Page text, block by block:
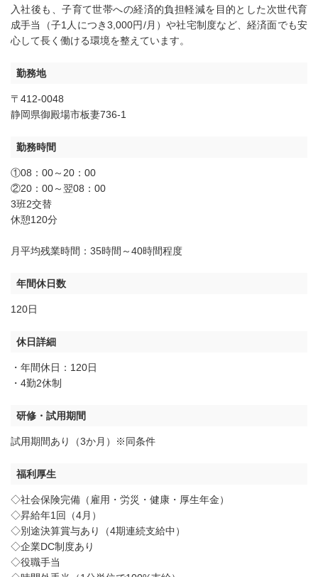
入社後も、子育て世帯への経済的負担軽減を目的とした次世代育
成手当（子1人につき3,000円/月）や社宅制度など、経済面でも安
心して長く働ける環境を整えています。
勤務地
〒412-0048
静岡県御殿場市板妻736-1
勤務時間
①08：00～20：00
②20：00～翌08：00
3班2交替
休憩120分
月平均残業時間：35時間～40時間程度
年間休日数
120日
休日詳細
・年間休日：120日
・4勤2休制
研修・試用期間
試用期間あり（3か月）※同条件
福利厚生
◇社会保険完備（雇用・労災・健康・厚生年金）
◇昇給年1回（4月）
◇別途決算賞与あり（4期連続支給中）
◇企業DC制度あり
◇役職手当